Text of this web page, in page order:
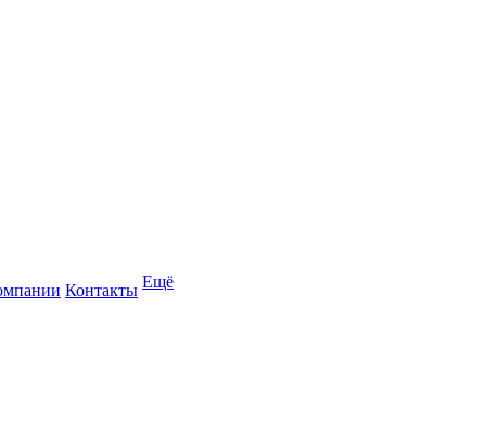
Контакты Ещё